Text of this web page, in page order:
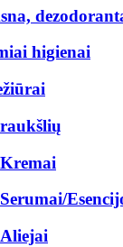
higienai
Kremai
Serumai/
Aliejai